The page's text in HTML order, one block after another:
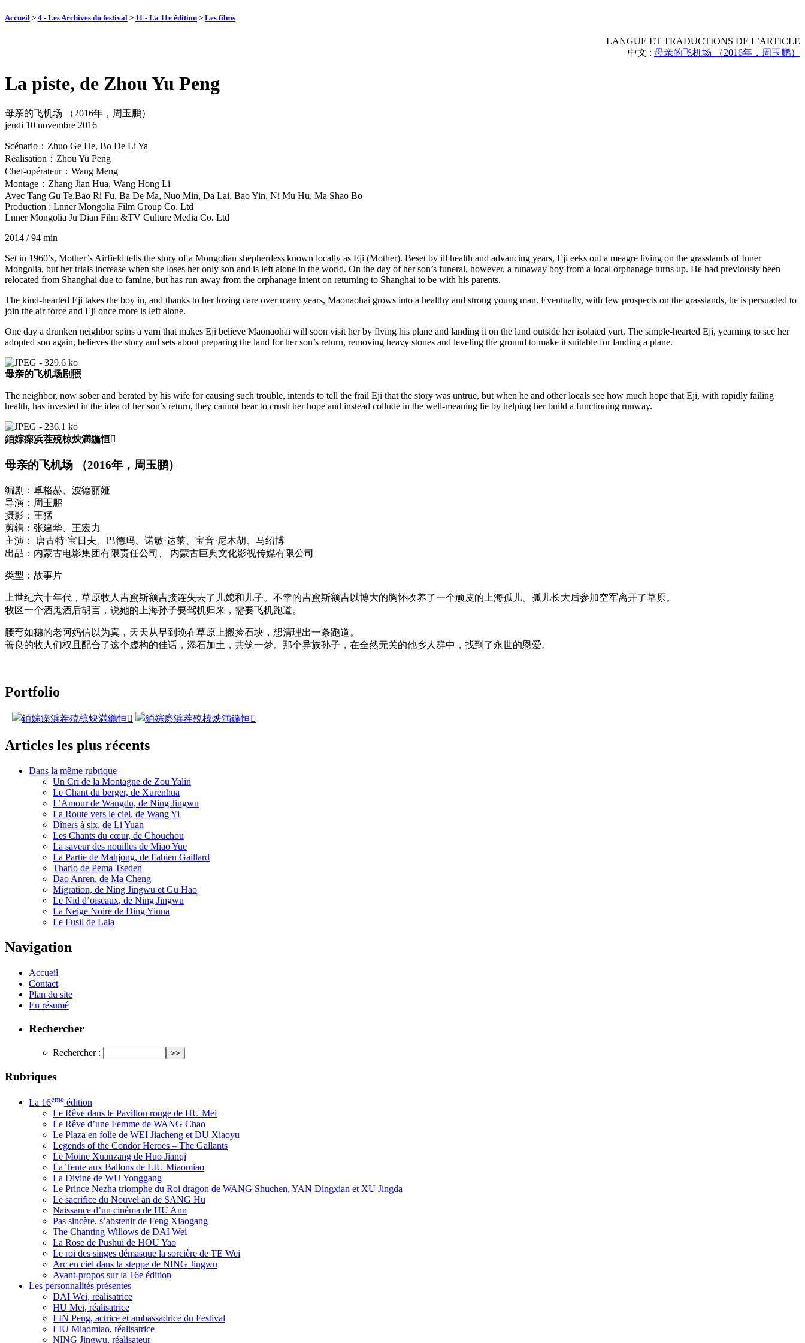
Accueil > 4 - Les Archives du festival > 11 - La 11e édition > Les films
LANGUE ET TRADUCTIONS DE L’ARTICLE
中文 : 母亲的飞机场 （2016年，周玉鹏）
La piste, de Zhou Yu Peng
母亲的飞机场 （2016年，周玉鹏）
jeudi 10 novembre 2016
Scénario：Zhuo Ge He, Bo De Li Ya
Réalisation：Zhou Yu Peng
Chef-opérateur：Wang Meng
Montage：Zhang Jian Hua, Wang Hong Li
Avec Tang Gu Te.Bao Ri Fu, Ba De Ma, Nuo Min, Da Lai, Bao Yin, Ni Mu Hu, Ma Shao Bo
Production : Lnner Mongolia Film Group Co. Ltd
Lnner Mongolia Ju Dian Film &TV Culture Media Co. Ltd
2014 / 94 min
Set in 1960’s, Mother’s Airfield tells the story of a Mongolian shepherdess known locally as Eji (Mother). Beset by ill health and advancing years, Eji eeks out a meagre living on the grasslands of Inner
Mongolia, but her trials increase when she loses her only son and is left alone in the world. On the day of her son’s funeral, however, a runaway boy from a local orphanage turns up. He had previously been
relocated from Shanghai due to famine, but has run away from the orphanage intent on returnin­g to Shanghai to be with his parents.
The kind-hearted Eji takes the boy in, and thanks to her loving care over many years, Maonaohai grows into a healthy and strong young man. Eventually, with few prospects on the grasslands, he is persuaded to
join the air force and Eji once more is left alone.
One day a drunken neighbor spins a yarn that makes Eji believe Maonaohai will soon visit her by flying his plane and landing it on the land outside her isolated yurt. The simple-hearted Eji, yearning to see her
adopted son again, believes the story and sets about preparing the land for her son’s return, removing heavy stones and leveling the ground to make it suitable for landing a plane.
母亲的飞机场剧照
The neighbor, now sober and berated by his wife for causing such trouble, intends to tell the frail Eji that the story was untrue, but when he and other locals see how much hope that Eji, with rapidly failing
health, has invested in the idea of her son’s return, they cannot bear to crush her hope and instead collude in the well-meaning lie by helping her build a functioning runway.
銆婃瘝浜茬殑椋炴満鍦恒
母亲的飞机场 （2016年，周玉鹏）
编剧：卓格赫、波德丽娅
导演：周玉鹏
摄影：王猛
剪辑：张建华、王宏力
主演： 唐古特·宝日夫、巴德玛、诺敏·达莱、宝音·尼木胡、马绍博
出品：内蒙古电影集团有限责任公司、 内蒙古巨典文化影视传媒有限公司
类型：故事片
上世纪六十年代，草原牧人吉蜜斯额吉接连失去了儿媳和儿子。不幸的吉蜜斯额吉以博大的胸怀收养了一个顽皮的上海孤儿。孤儿长大后参加空军离开了草原。
牧区一个酒鬼酒后胡言，说她的上海孙子要驾机归来，需要飞机跑道。
腰弯如穗的老阿妈信以为真，天天从早到晚在草原上搬捡石块，想清理出一条跑道。
善良的牧人们权且配合了这个虚构的佳话，添石加土，共筑一梦。那个异族孙子，在全然无关的他乡人群中，找到了永世的恩爱。
Portfolio
Articles les plus récents
Dans la même rubrique
Un Cri de la Montagne de Zou Yalin
Le Chant du berger, de Xurenhua
L’Amour de Wangdu, de Ning Jingwu
La Route vers le ciel, de Wang Yi
Dîners à six, de Li Yuan
Les Chants du cœur, de Chouchou
La saveur des nouilles de Miao Yue
La Partie de Mahjong, de Fabien Gaillard
Tharlo de Pema Tseden
Dao Anren, de Ma Cheng
Migration, de Ning Jingwu et Gu Hao
Le Nid d’oiseaux, de Ning Jingwu
La Neige Noire de Ding Yinna
Le Fusil de Lala
Navigation
Accueil
Contact
Plan du site
En résumé
Rechercher
Rechercher :
Rubriques
La 16ème édition
Le Rêve dans le Pavillon rouge de HU Mei
Le Rêve d’une Femme de WANG Chao
Le Plaza en folie de WEI Jiacheng et DU Xiaoyu
Legends of the Condor Heroes – The Gallants
Le Moine Xuanzang de Huo Jianqi
La Tente aux Ballons de LIU Miaomiao
La Divine de WU Yonggang
Le Prince Nezha triomphe du Roi dragon de WANG Shuchen, YAN Dingxian et XU Jingda
Le sacrifice du Nouvel an de SANG Hu
Naissance d’un cinéma de HU Ann
Pas sincère, s’abstenir de Feng Xiaogang
The Chanting Willows de DAI Wei
La Rose de Pushui de HOU Yao
Le roi des singes démasque la sorcière de TE Wei
Arc en ciel dans la steppe de NING Jingwu
Avant-propos sur la 16e édition
Les personnalités présentes
DAI Wei, réalisatrice
HU Mei, réalisatrice
LIN Peng, actrice et ambassadrice du Festival
LIU Miaomiao, réalisatrice
NING Jingwu, réalisateur